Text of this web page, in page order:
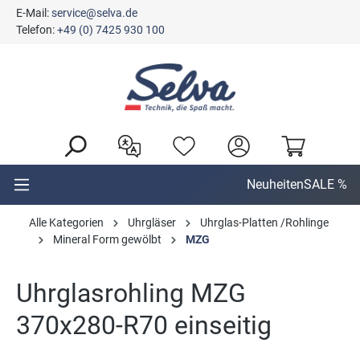
springen
E-Mail:service@selva.de
Telefon:+49 (0) 7425 930 100
NeuheitenSALE %
Alle Kategorien Uhrgläser
Uhrglas-Platten /Rohlinge
Mineral Form gewölbt
MZG
Uhrglasrohling MZG
370x280-R70 einseitig